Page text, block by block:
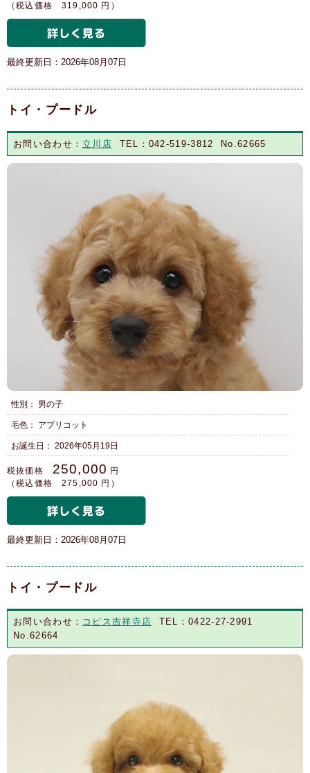
（税込価格 319,000 円）
最終更新日：2026年08月07日
トイ・プードル
お問い合わせ： 立川店 TEL：042-519-3812 No.62665
性別： 男の子
毛色： アプリコット
お誕生日： 2026年05月19日
税抜価格 250,000
円
（税込価格 275,000 円）
最終更新日：2026年08月07日
トイ・プードル
お問い合わせ： コピス吉祥寺店 TEL：0422-27-2991
No.62664